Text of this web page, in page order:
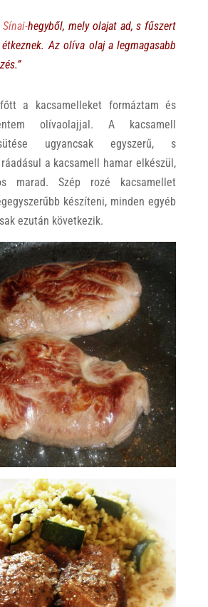
Sínai-hegyből, mely olajat ad, s fűszert
Az olíva olaj a legmagasabb
a kacsamelleket formáztam és
olívaolajjal. A kacsamell
ugyancsak egyszerű, s
a kacsamell hamar elkészül,
marad. Szép rozé kacsamellet
készíteni, minden egyéb
ezután következik.